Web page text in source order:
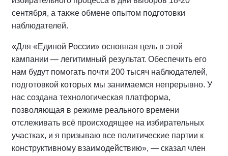
сентября, а также обмене опытом подготовки
наблюдателей.
«Для «Единой России» основная цель в этой
кампании — легитимный результат. Обеспечить его
нам будут помогать почти 200 тысяч наблюдателей,
подготовкой которых мы занимаемся непрерывно. У
нас создана технологическая платформа,
позволяющая в режиме реального времени
отслеживать всё происходящее на избирательных
участках, и я призываю все политические партии к
конструктивному взаимодействию», — сказал член